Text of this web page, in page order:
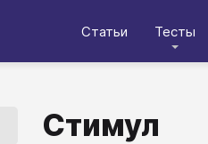
Статьи Тесты
Стимул